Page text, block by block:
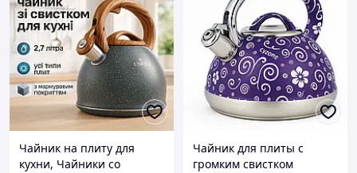
Чайник на плиту для
кухни, Чайники со
Чайник для плиты с
громким свистком